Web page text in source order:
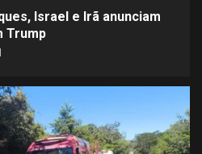
Israel e Irã anunciam
Trump